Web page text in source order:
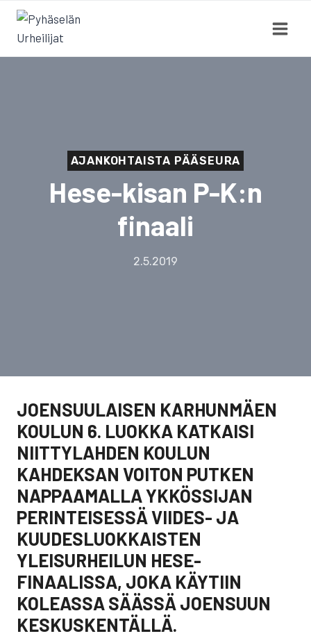
Siirry
sisältöön
AJANKOHTAISTA PÄÄSEURA
Hese-kisan P-K:n
finaali
2.5.2019
JOENSUULAISEN KARHUNMÄEN
KOULUN 6. LUOKKA KATKAISI
NIITTYLAHDEN KOULUN
KAHDEKSAN VOITON PUTKEN
NAPPAAMALLA YKKÖSSIJAN
PERINTEISESSÄ VIIDES- JA
KUUDESLUOKKAISTEN
YLEISURHEILUN HESE-
FINAALISSA, JOKA KÄYTIIN
KOLEASSA SÄÄSSÄ JOENSUUN
KESKUSKENTÄLLÄ.